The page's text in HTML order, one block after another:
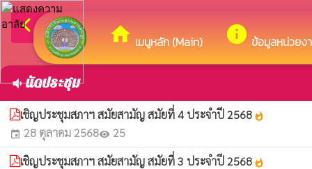
home เมนูหลัก (Main) info ข้อมูลหน่วยง
arrow_back_ios กลับเมนูหลัก ยินดีต้อนรับสู่เว็บไซ
volume_downนัดประชุม
เชิญประชุมสภาฯ สมัยสามัญ สมัยที่ 4 ประจำปี 2568 whatshot
event 28 ตุลาคม 2568visibility 25
เชิญประชุมสภาฯ สมัยสามัญ สมัยที่ 3 ประจำปี 2568 whatshot